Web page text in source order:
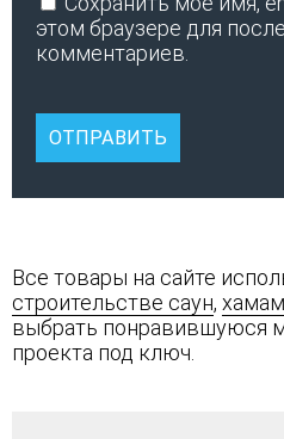
этом браузере для
комментариев.
Все товары на сайте
строительстве саун,
выбрать понравившуюся
проекта под ключ.